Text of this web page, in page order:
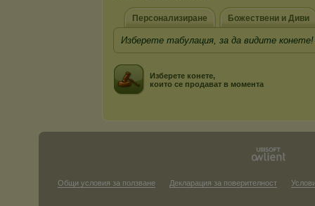
Персонализиране Божествени и Диви
Изберете табулация, за да видите конете!
Изберете конете,
които се продават в момента
Общи условия за ползване Декларация за поверителност